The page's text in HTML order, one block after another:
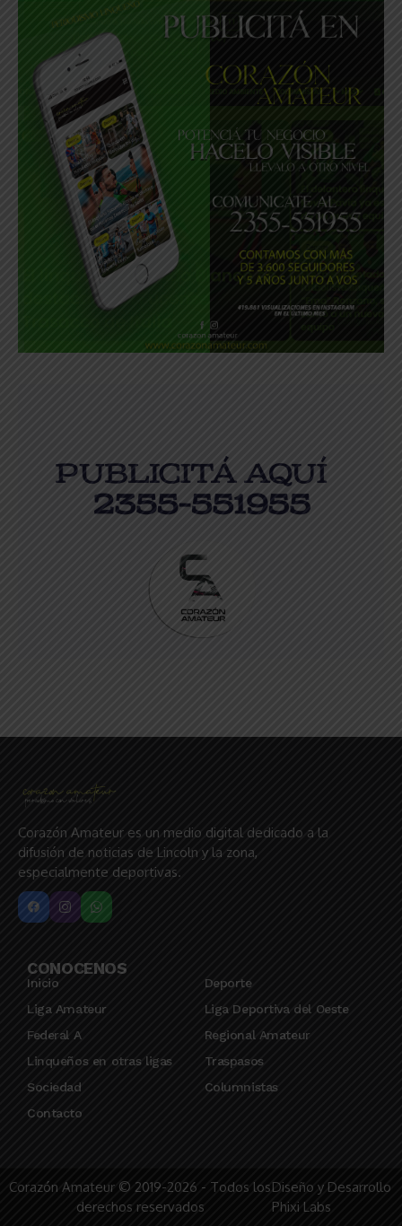
Corazón Amateur es un medio digital dedicado a la
difusión de noticias de Lincoln y la zona,
especialmente deportivas.
CONOCENOS
Inicio
Deporte
Liga Amateur
Liga Deportiva del Oeste
Federal A
Regional Amateur
Linqueños en otras ligas
Traspasos
Sociedad
Columnistas
Contacto
Corazón Amateur © 2019-2026 - Todos los
derechos reservados
Diseño y Desarrollo
Phixi Labs